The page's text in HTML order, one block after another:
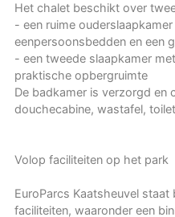
Het chalet beschikt over
- een ruime
eenpersoonsbedden en een
- een tweede slaapkamer
praktische opbergruimte
De badkamer is verzorgd en
douchecabine, wastafel,
Volop faciliteiten op het park
EuroParcs Kaatsheuvel
faciliteiten, waaronder een